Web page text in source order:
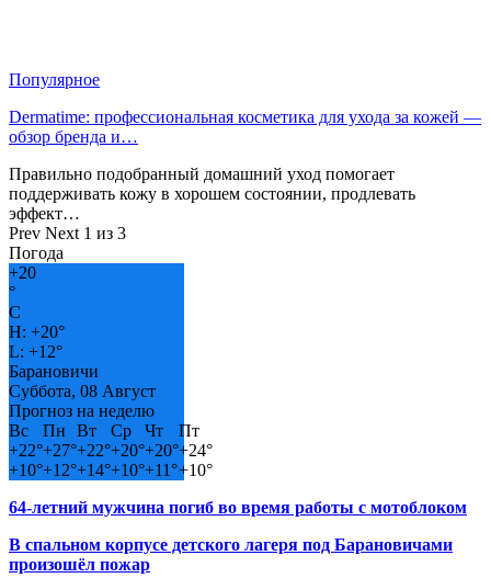
Популярное
Dermatime: профессиональная косметика для ухода за кожей —
обзор бренда и…
Правильно подобранный домашний уход помогает
поддерживать кожу в хорошем состоянии, продлевать
эффект…
Prev Next 1 из 3
Погода
+20
°
C
H: +20°
L: +12°
Барановичи
Суббота, 08 Август
Прогноз на неделю
Вс
Пн Вт Ср Чт
Пт
+22°+27°+22°+20°+20°+24°
+10°+12°+14°+10°+11°+10°
64-летний мужчина погиб во время работы с мотоблоком
В спальном корпусе детского лагеря под Барановичами
произошёл пожар